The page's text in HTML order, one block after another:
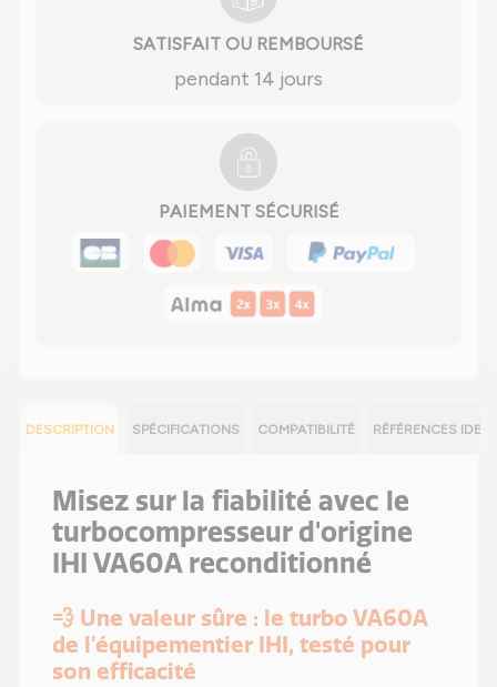
SATISFAIT OU REMBOURSÉ
pendant 14 jours
PAIEMENT SÉCURISÉ
DESCRIPTION SPÉCIFICATIONS COMPATIBILITÉ RÉFÉRENCES
Misez sur la fiabilité avec le
turbocompresseur d'origine
IHI VA60A reconditionné
💨 Une valeur sûre : le turbo VA60A
de l'équipementier IHI, testé pour
son efficacité